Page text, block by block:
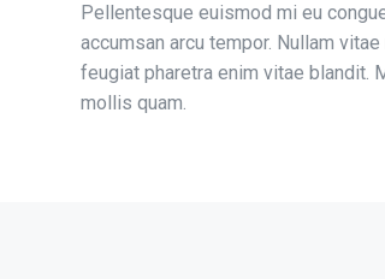
Pellentesque euismod mi eu
accumsan arcu tempor. Nullam
feugiat pharetra enim vitae blandit.
mollis quam.